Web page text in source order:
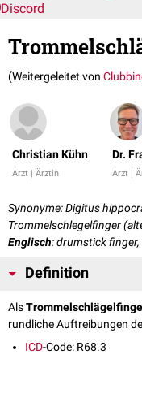
Discord
(Weitergeleitet von
Christian Kühn
Arzt | Ärztin
Dr.
Arzt |
Synonyme: Digitus
Trommelschlegelfinger
Englisch: drumstick
Definition
Als
rundliche Auftreibungen
ICD-Code: R68.3